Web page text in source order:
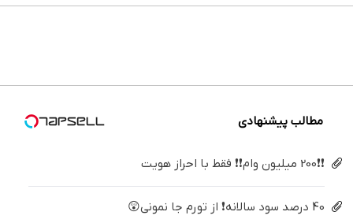
کن
جراحی!
کننده
مطالب پیشنهادی
❗❗200 میلیون وام❗❗ فقط با احراز هویت
40 درصد سود سالانه❗ از تورم جا نمونی😲